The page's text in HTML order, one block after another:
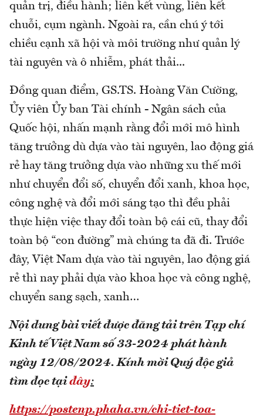
quản trị, điều hành; liên kết vùng, liên kết
chuỗi, cụm ngành. Ngoài ra, cần chú ý tới
chiều cạnh xã hội và môi trường như quản lý
tài nguyên và ô nhiễm, phát thải...
Đồng quan điểm, GS.TS. Hoàng Văn Cường,
Ủy viên Ủy ban Tài chính - Ngân sách của
Quốc hội, nhấn mạnh rằng đổi mới mô hình
tăng trưởng dù dựa vào tài nguyên, lao động giá
rẻ hay tăng trưởng dựa vào những xu thế mới
như chuyển đổi số, chuyển đổi xanh, khoa học,
công nghệ và đổi mới sáng tạo thì đều phải
thực hiện việc thay đổi toàn bộ cái cũ, thay đổi
toàn bộ “con đường” mà chúng ta đã đi. Trước
đây, Việt Nam dựa vào tài nguyên, lao động giá
rẻ thì nay phải dựa vào khoa học và công nghệ,
chuyển sang sạch, xanh…
Nội dung bài viết được đăng tải trên Tạp chí
Kinh tế Việt Nam số 33-2024 phát hành
ngày 12/08/2024.Kính mời Quý độc giả
tìm đọc tại đây:
https://postenp.phaha.vn/chi-tiet-toa-